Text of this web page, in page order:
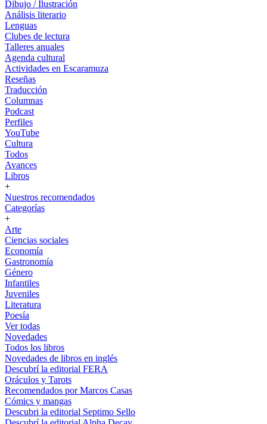
Dibujo / Ilustración
Análisis literario
Lenguas
Clubes de lectura
Talleres anuales
Agenda cultural
Actividades en Escaramuza
Reseñas
Traducción
Columnas
Podcast
Perfiles
YouTube
Cultura
Todos
Avances
Libros
+
Nuestros recomendados
Categorías
+
Arte
Ciencias sociales
Economía
Gastronomía
Género
Infantiles
Juveniles
Literatura
Poesía
Ver todas
Novedades
Todos los libros
Novedades de libros en inglés
Descubrí la editorial FERA
Oráculos y Tarots
Recomendados por Marcos Casas
Cómics y mangas
Descubri la editorial Septimo Sello